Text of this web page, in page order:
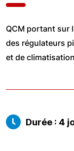
QCM portant sur
des régulateurs
et de
Durée : 4